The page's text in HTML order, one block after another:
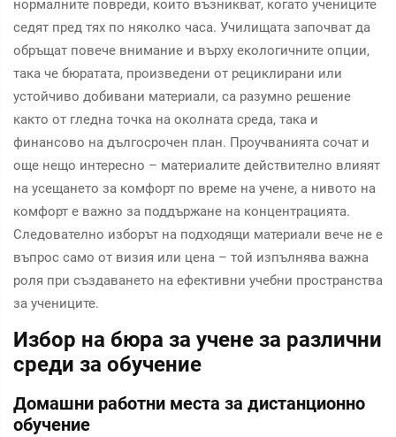
нормалните повреди, които възникват, когато учениците
седят пред тях по няколко часа. Училищата започват да
обръщат повече внимание и върху екологичните опции,
така че бюратата, произведени от рециклирани или
устойчиво добивани материали, са разумно решение
както от гледна точка на околната среда, така и
финансово на дългосрочен план. Проучванията сочат и
още нещо интересно – материалите действително влияят
на усещането за комфорт по време на учене, а нивото на
комфорт е важно за поддържане на концентрацията.
Следователно изборът на подходящи материали вече не е
въпрос само от визия или цена – той изпълнява важна
роля при създаването на ефективни учебни пространства
за учениците.
Избор на бюра за учене за различни
среди за обучение
Домашни работни места за дистанционно
обучение